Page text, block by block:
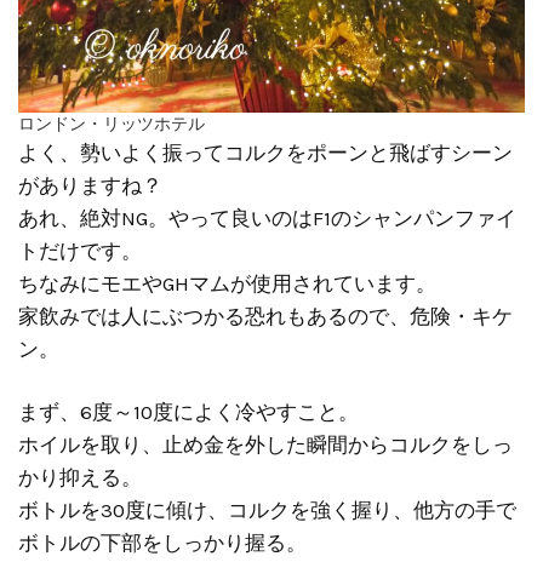
ロンドン・リッツホテル
よく、勢いよく振ってコルクをポーンと飛ばすシーン
がありますね？
あれ、絶対NG。やって良いのはF1のシャンパンファイ
トだけです。
ちなみにモエやGHマムが使用されています。
家飲みでは人にぶつかる恐れもあるので、危険・キケ
ン。
まず、6度～10度によく冷やすこと。
ホイルを取り、止め金を外した瞬間からコルクをしっ
かり抑える。
ボトルを30度に傾け、コルクを強く握り、他方の手で
ボトルの下部をしっかり握る。